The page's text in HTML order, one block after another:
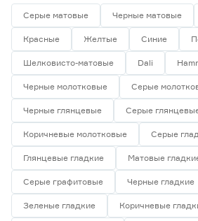
Серые матовые Черные матовые
Красные Желтые Синие
Шелковисто-матовые Dali
Черные молотковые Серые
Черные глянцевые Серые
Коричневые молотковые Серые
Глянцевые гладкие Матовые
Серые графитовые Черные гладкие
Зеленые гладкие Коричневые